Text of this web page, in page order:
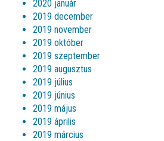
2020 január
2019 december
2019 november
2019 október
2019 szeptember
2019 augusztus
2019 július
2019 június
2019 május
2019 április
2019 március